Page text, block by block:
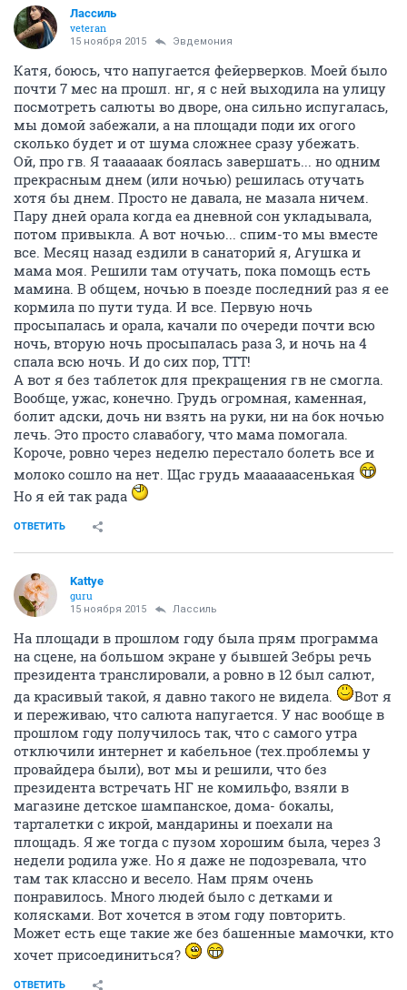
Лассиль
veteran
15 ноября 2015 Эвдемония
Катя, боюсь, что напугается фейерверков. Моей было
почти 7 мес на прошл. нг, я с ней выходила на улицу
посмотреть салюты во дворе, она сильно испугалась,
мы домой забежали, а на площади поди их огого
сколько будет и от шума сложнее сразу убежать.
Ой, про гв. Я таааааак боялась завершать... но одним
прекрасным днем (или ночью) решилась отучать
хотя бы днем. Просто не давала, не мазала ничем.
Пару дней орала когда еа дневной сон укладывала,
потом привыкла. А вот ночью... спим-то мы вместе
все. Месяц назад ездили в санаторий я, Агушка и
мама моя. Решили там отучать, пока помощь есть
мамина. В общем, ночью в поезде последний раз я ее
кормила по пути туда. И все. Первую ночь
просыпалась и орала, качали по очереди почти всю
ночь, вторую ночь просыпалась раза 3, и ночь на 4
спала всю ночь. И до сих пор, ТТТ!
А вот я без таблеток для прекращения гв не смогла.
Вообще, ужас, конечно. Грудь огромная, каменная,
болит адски, дочь ни взять на руки, ни на бок ночью
лечь. Это просто славабогу, что мама помогала.
Короче, ровно через неделю перестало болеть все и
молоко сошло на нет. Щас грудь маааааасенькая
Но я ей так рада
ОТВЕТИТЬ
Kattye
guru
15 ноября 2015 Лассиль
На площади в прошлом году была прям программа
на сцене, на большом экране у бывшей Зебры речь
президента транслировали, а ровно в 12 был салют,
да красивый такой, я давно такого не видела.
Вот я
и переживаю, что салюта напугается. У нас вообще в
прошлом году получилось так, что с самого утра
отключили интернет и кабельное (тех.проблемы у
провайдера были), вот мы и решили, что без
президента встречать НГ не комильфо, взяли в
магазине детское шампанское, дома- бокалы,
тарталетки с икрой, мандарины и поехали на
площадь. Я же тогда с пузом хорошим была, через 3
недели родила уже. Но я даже не подозревала, что
там так классно и весело. Нам прям очень
понравилось. Много людей было с детками и
колясками. Вот хочется в этом году повторить.
Может есть еще такие же без башенные мамочки, кто
хочет присоединиться?
ОТВЕТИТЬ